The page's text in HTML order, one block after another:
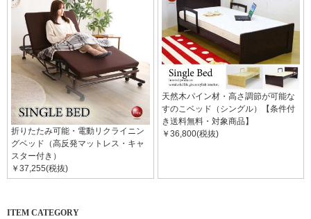
折りたたみ可能・電動リクライニン
グベッド（高反発マットレス・キャ
スター付き）
￥37,255(税抜)
天然木パイン材・高さ調節が可能な
すのこベッド（シングル）【条件付
き送料無料・対象商品】
￥36,800(税抜)